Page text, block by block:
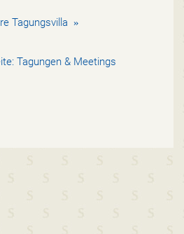
Tagungsvilla »
Tagungen & Meetings